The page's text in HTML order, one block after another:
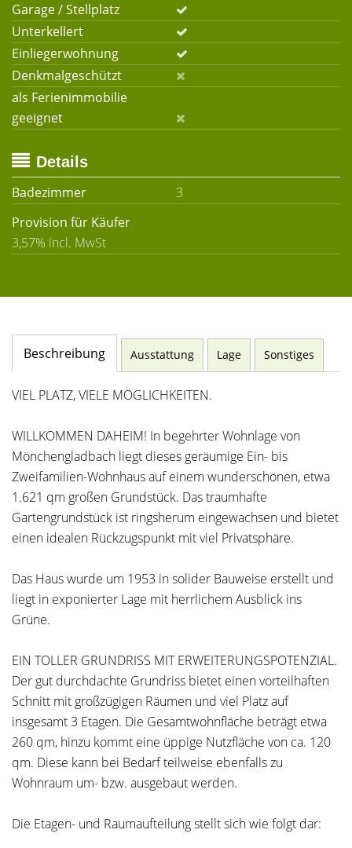
Garage / Stellplatz
Unterkellert
Einliegerwohnung
Denkmalgeschützt
als Ferienimmobilie
geeignet
Details
Badezimmer
3
Provision für Käufer
3,57% incl. MwSt
Beschreibung Ausstattung Lage Sonstiges
VIEL PLATZ, VIELE MÖGLICHKEITEN.
WILLKOMMEN DAHEIM! In begehrter Wohnlage von
Mönchengladbach liegt dieses geräumige Ein- bis
Zweifamilien-Wohnhaus auf einem wunderschönen, etwa
1.621 qm großen Grundstück. Das traumhafte
Gartengrundstück ist ringsherum eingewachsen und bietet
einen idealen Rückzugspunkt mit viel Privatsphäre.
Das Haus wurde um 1953 in solider Bauweise erstellt und
liegt in exponierter Lage mit herrlichem Ausblick ins
Grüne.
EIN TOLLER GRUNDRISS MIT ERWEITERUNGSPOTENZIAL.
Der gut durchdachte Grundriss bietet einen vorteilhaften
Schnitt mit großzügigen Räumen und viel Platz auf
insgesamt 3 Etagen. Die Gesamtwohnfläche beträgt etwa
260 qm, hinzu kommt eine üppige Nutzfläche von ca. 120
qm. Diese kann bei Bedarf teilweise ebenfalls zu
Wohnraum um- bzw. ausgebaut werden.
Die Etagen- und Raumaufteilung stellt sich wie folgt dar: